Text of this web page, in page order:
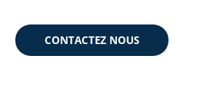
CONTACTEZ NOUS